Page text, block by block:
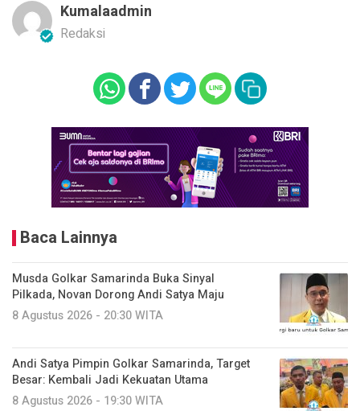
Kumalaadmin
Redaksi
Baca Lainnya
Musda Golkar Samarinda Buka Sinyal
Pilkada, Novan Dorong Andi Satya Maju
8 Agustus 2026 - 20:30 WITA
Andi Satya Pimpin Golkar Samarinda, Target
Besar: Kembali Jadi Kekuatan Utama
8 Agustus 2026 - 19:30 WITA